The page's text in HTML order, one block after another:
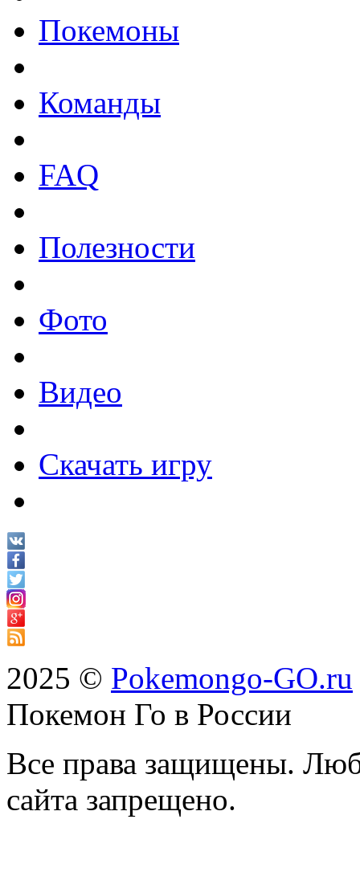
Покемоны
Команды
FAQ
Полезности
Фото
Видео
Скачать игру
2025 © Pokemongo-GO.ru
Покемон Го в России
Все права защищены.
сайта запрещено.